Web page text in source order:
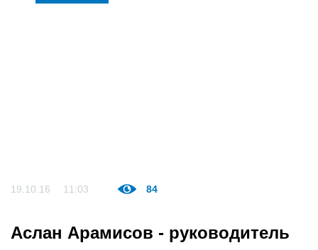
19.10.16 11:03 84
Аслан Арамисов - руководитель